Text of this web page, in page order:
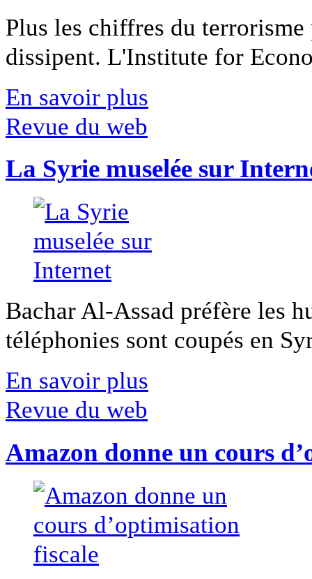
Plus les chiffres du
dissipent. L'Institute for
En savoir plus
Revue du web
La Syrie muselée sur
Bachar Al-Assad préfère les
téléphonies sont coupés en
En savoir plus
Revue du web
Amazon donne un cours